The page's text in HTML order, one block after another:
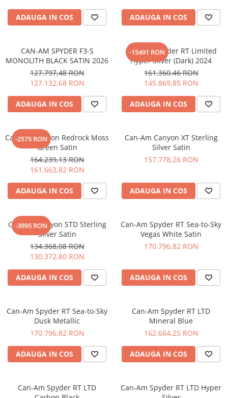
ADAUGA IN COS ADAUGA IN COS
CAN-AM SPYDER F3-S
MONOLITH BLACK SATIN 2026
127.797,48 RON
127.132,68 RON
ADAUGA IN COS
-15491 RON
Can-Am Spyder RT Limited
Hyper Silver (Dark) 2024
161.360,46 RON
145.869,85 RON
ADAUGA IN COS
-2575 RON
Can-Am Canyon Redrock Moss
Green Satin
164.239,13 RON
161.663,82 RON
ADAUGA IN COS
Can-Am Canyon XT Sterling
Silver Satin
157.778,26 RON
ADAUGA IN COS
-3995 RON
Can-Am Canyon STD Sterling
Silver Satin
134.368,08 RON
130.372,80 RON
ADAUGA IN COS
Can-Am Spyder RT Sea-to-Sky
Vegas White Satin
170.796,82 RON
ADAUGA IN COS
Can-Am Spyder RT Sea-to-Sky
Dusk Metallic
170.796,82 RON
ADAUGA IN COS
Can-Am Spyder RT LTD
Mineral Blue
162.664,25 RON
ADAUGA IN COS
Can-Am Spyder RT LTD
Can-Am Spyder RT LTD Hyper